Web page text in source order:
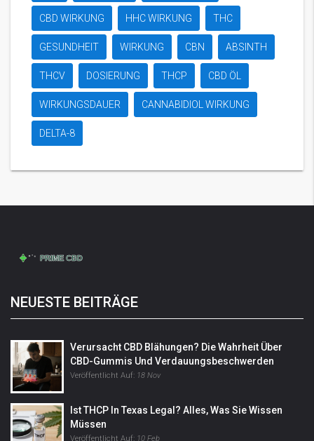
CBD WIRKUNG HHC WIRKUNG THC
GESUNDHEIT WIRKUNG CBN ABSINTH
THCV DOSIERUNG THCP CBD ÖL
WIRKUNGSDAUER CANNABIDIOL WIRKUNG
DELTA-8
NEUESTE BEITRÄGE
Verursacht CBD Blähungen? Die Wahrheit Über
CBD-Gummis Und Verdauungsbeschwerden
Veröffentlicht Auf: 18 Nov
Ist THCP In Texas Legal? Alles, Was Sie Wissen
Müssen
Veröffentlicht Auf: 10 Feb